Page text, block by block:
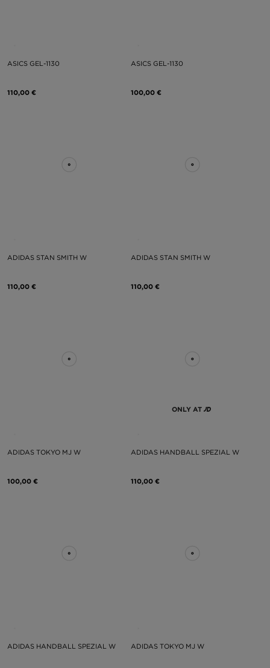
ASICS GEL-1130
110,00 €
ASICS GEL-1130
100,00 €
ADIDAS STAN SMITH W
110,00 €
ADIDAS STAN SMITH W
110,00 €
ADIDAS TOKYO MJ W
100,00 €
ONLY AT
ADIDAS HANDBALL SPEZIAL W
110,00 €
ADIDAS HANDBALL SPEZIAL W ADIDAS TOKYO MJ W